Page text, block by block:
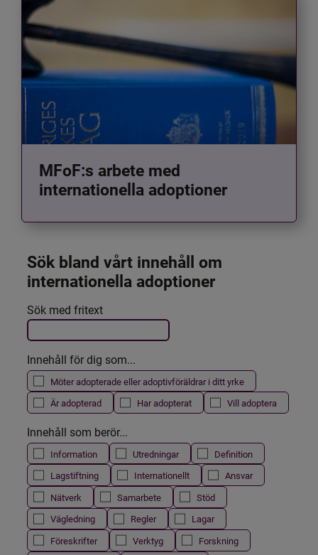
MFoF:s arbete med
internationella adoptioner
Sök bland vårt innehåll om
internationella adoptioner
Filtrera resultatet
Det här formuläret postas automatiskt
Sök med fritext
Innehåll för dig som...
Möter adopterade eller adoptivföräldrar i ditt yrke
Är adopterad
Har adopterat Vill adoptera
Innehåll som berör...
Information Utredningar
Definition
Lagstiftning
Internationellt
Ansvar
Nätverk
Samarbete
Stöd
Vägledning
Regler
Lagar
Föreskrifter
Verktyg
Forskning